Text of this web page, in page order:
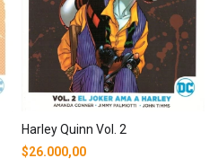
Harley Quinn Vol. 2
$26.000,00